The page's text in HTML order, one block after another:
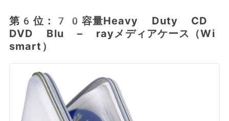
第6位：70容量Heavy Duty CD
DVD Blu – rayメディアケース（Wi
smart）